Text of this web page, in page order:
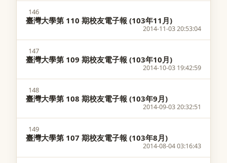
146
臺灣大學第 110 期校友電子報 (103年11月)
2014-11-03 20:53:04
147
臺灣大學第 109 期校友電子報 (103年10月)
2014-10-03 19:42:59
148
臺灣大學第 108 期校友電子報 (103年9月)
2014-09-03 20:32:51
149
臺灣大學第 107 期校友電子報 (103年8月)
2014-08-04 03:16:43